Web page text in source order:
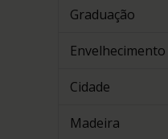
Graduação
Envelhecimento
Cidade
Madeira